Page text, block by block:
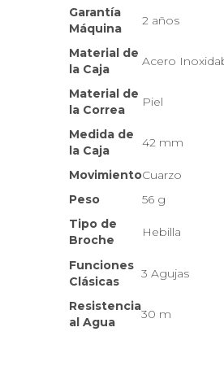
Garantía
Máquina
2 años
Material de
la Caja
Acero
Material de
la Correa
Piel
Medida de
la Caja
42 mm
MovimientoCuarzo
Peso
56 g
Tipo de
Broche
Hebilla
Funciones
Clásicas
3 Agujas
Resistencia
al Agua
30 m